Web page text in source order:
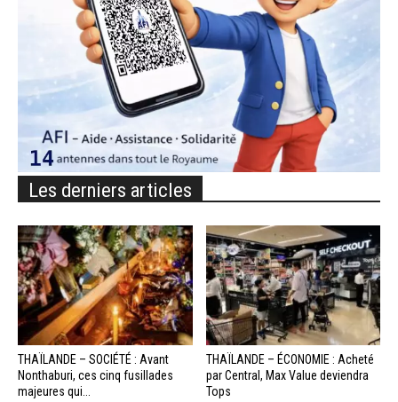
Les derniers articles
THAÏLANDE – SOCIÉTÉ : Avant
Nonthaburi, ces cinq fusillades
majeures qui...
THAÏLANDE – ÉCONOMIE : Acheté
par Central, Max Value deviendra
Tops